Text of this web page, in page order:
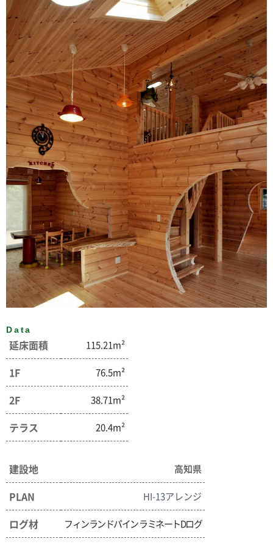
Data
延床面積 115.21m²
1F 76.5m²
2F 38.71m²
テラス 20.4m²
建設地 高知県
PLAN HI-13アレンジ
ログ材 フィンランドパイン ラミネートDログ